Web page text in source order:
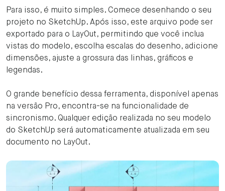
Para isso, é muito simples. Comece desenhando o seu
projeto no SketchUp. Após isso, este arquivo pode ser
exportado para o LayOut, permitindo que você inclua
vistas do modelo, escolha escalas do desenho, adicione
dimensões, ajuste a grossura das linhas, gráficos e
legendas.
O grande benefício dessa ferramenta, disponível apenas
na versão Pro, encontra-se na funcionalidade de
sincronismo. Qualquer edição realizada no seu modelo
do SketchUp será automaticamente atualizada em seu
documento no LayOut.